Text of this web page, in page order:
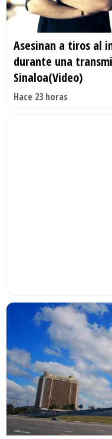
Asesinan a tiros al
durante una
Sinaloa(Video)
Hace 23 horas